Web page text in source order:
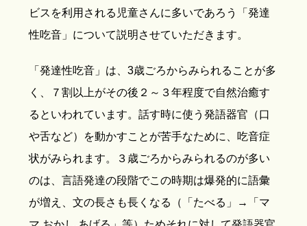
ビスを利用される児童さんに多いであろう「発達
性吃音」について説明させていただきます。
「発達性吃音」は、3歳ごろからみられることが多
く、７割以上がその後２～３年程度で自然治癒す
るといわれています。話す時に使う発語器官（口
や舌など）を動かすことが苦手なために、吃音症
状がみられます。３歳ごろからみられるのが多い
のは、言語発達の段階でこの時期は爆発的に語彙
が増え、文の長さも長くなる（「たべる」→「マ